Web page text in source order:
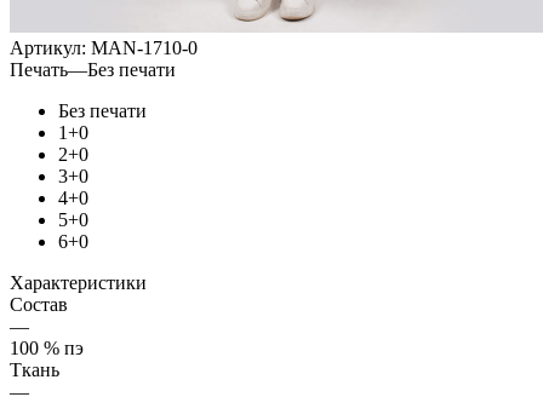
Артикул: MAN-1710-0
Печать—Без печати
Без печати
1+0
2+0
3+0
4+0
5+0
6+0
Характеристики
Состав
—
100 % пэ
Ткань
—